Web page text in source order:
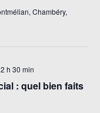
Chambéry,
: quel bien faits
h 30 min